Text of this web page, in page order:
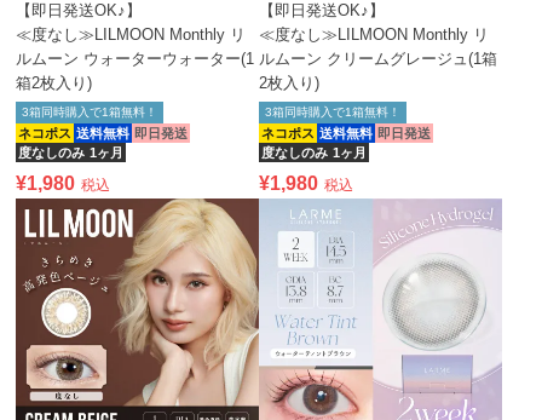
【即日発送OK♪】
≪度なし≫LILMOON Monthly リ
ルムーン ウォーターウォーター(1
箱2枚入り)
ネコポス 送料無料 即日発送
度なしのみ 1ヶ月
3箱同時購入で1箱無料！
¥1,980 税込
【即日発送OK♪】
≪度なし≫LILMOON Monthly リ
ルムーン クリームグレージュ(1箱
2枚入り)
ネコポス 送料無料 即日発送
度なしのみ 1ヶ月
3箱同時購入で1箱無料！
¥1,980 税込